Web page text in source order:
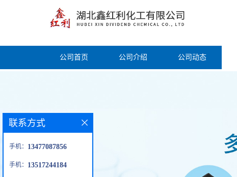
公司首页 公司介绍 公司动态
联系方式
手机： 13477087856
手机： 13517244184